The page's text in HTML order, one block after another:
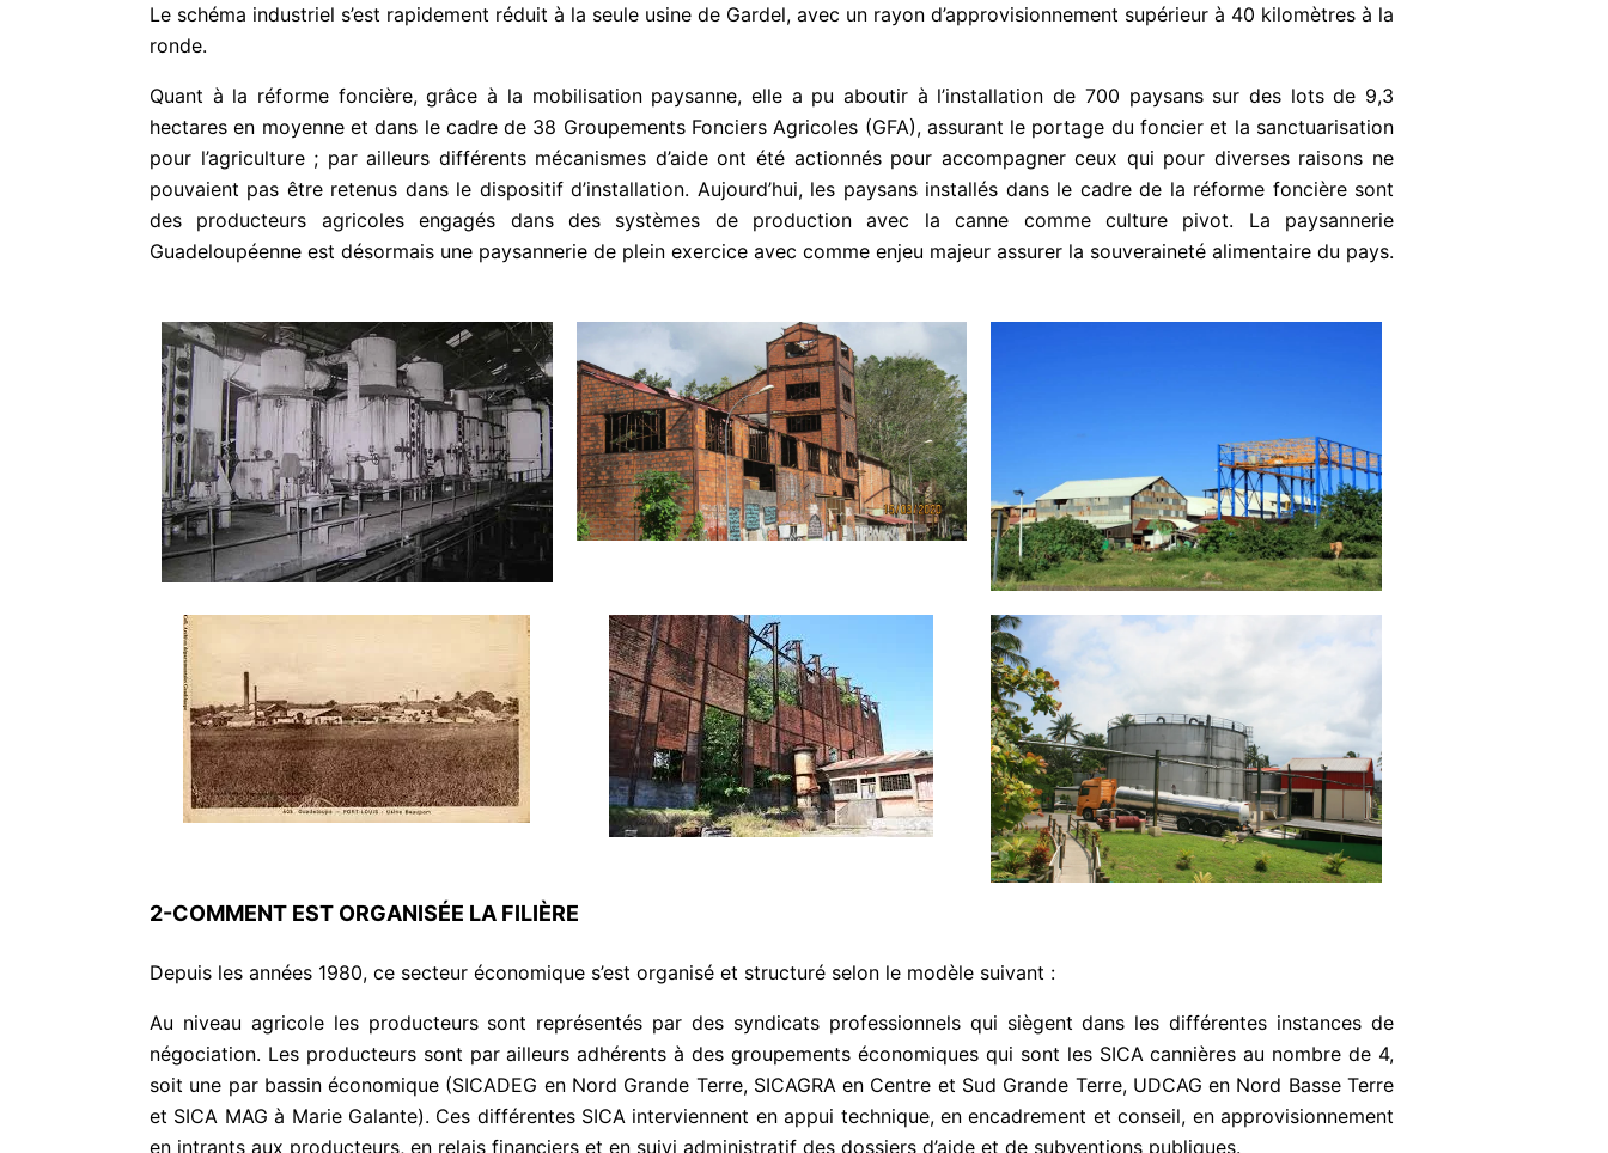
Le schéma industriel s’est rapidement réduit à la seule usine de Gardel, avec un rayon d’approvisionnement supérieur à 40 kilomètres à la
ronde.
Quant à la réforme foncière, grâce à la mobilisation paysanne, elle a pu aboutir à l’installation de 700 paysans sur des lots de 9,3
hectares en moyenne et dans le cadre de 38 Groupements Fonciers Agricoles (GFA), assurant le portage du foncier et la sanctuarisation
pour l’agriculture ; par ailleurs différents mécanismes d’aide ont été actionnés pour accompagner ceux qui pour diverses raisons ne
pouvaient pas être retenus dans le dispositif d’installation. Aujourd’hui, les paysans installés dans le cadre de la réforme foncière sont
des producteurs agricoles engagés dans des systèmes de production avec la canne comme culture pivot. La paysannerie
Guadeloupéenne est désormais une paysannerie de plein exercice avec comme enjeu majeur assurer la souveraineté alimentaire du pays.
2-COMMENT EST ORGANISÉE LA FILIÈRE
Depuis les années 1980, ce secteur économique s’est organisé et structuré selon le modèle suivant :
Au niveau agricole les producteurs sont représentés par des syndicats professionnels qui siègent dans les différentes instances de
négociation. Les producteurs sont par ailleurs adhérents à des groupements économiques qui sont les SICA cannières au nombre de 4,
soit une par bassin économique (SICADEG en Nord Grande Terre, SICAGRA en Centre et Sud Grande Terre, UDCAG en Nord Basse Terre
et SICA MAG à Marie Galante). Ces différentes SICA interviennent en appui technique, en encadrement et conseil, en approvisionnement
en intrants aux producteurs, en relais financiers et en suivi administratif des dossiers d’aide et de subventions publiques.